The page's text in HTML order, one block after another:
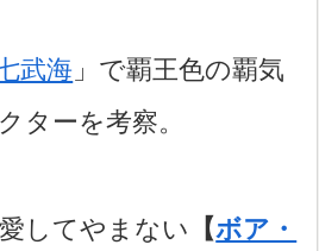
武海 」で覇王色の覇気
ターを考察。
してやまない 【ボア・